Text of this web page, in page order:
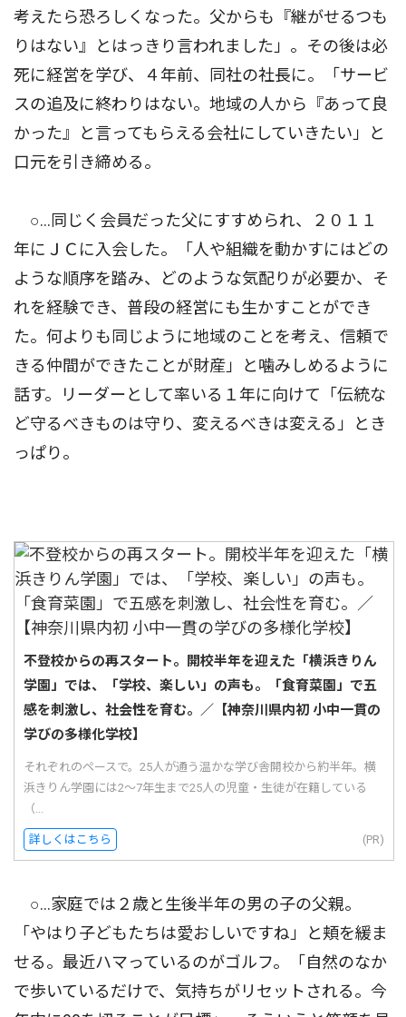
考えたら恐ろしくなった。父からも『継がせるつも
りはない』とはっきり言われました」。その後は必
死に経営を学び、４年前、同社の社長に。「サービ
スの追及に終わりはない。地域の人から『あって良
かった』と言ってもらえる会社にしていきたい」と
口元を引き締める。
○…同じく会員だった父にすすめられ、２０１１
年にＪＣに入会した。「人や組織を動かすにはどの
ような順序を踏み、どのような気配りが必要か、そ
れを経験でき、普段の経営にも生かすことができ
た。何よりも同じように地域のことを考え、信頼で
きる仲間ができたことが財産」と噛みしめるように
話す。リーダーとして率いる１年に向けて「伝統な
ど守るべきものは守り、変えるべきは変える」とき
っぱり。
不登校からの再スタート。開校半年を迎えた「横浜きりん
学園」では、「学校、楽しい」の声も。「食育菜園」で五
感を刺激し、社会性を育む。／【神奈川県内初 小中一貫の
学びの多様化学校】
それぞれのペースで。25人が通う温かな学び舎開校から約半年。横
浜きりん学園には2〜7年生まで25人の児童・生徒が在籍している
（...
詳しくはこちら (PR)
○…家庭では２歳と生後半年の男の子の父親。
「やはり子どもたちは愛おしいですね」と頬を緩ま
せる。最近ハマっているのがゴルフ。「自然のなか
で歩いているだけで、気持ちがリセットされる。今